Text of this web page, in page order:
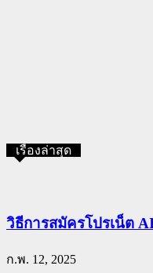
เรื่องล่าสุด
วิธีการสมัครโปรเน็ต
ก.พ. 12, 2025